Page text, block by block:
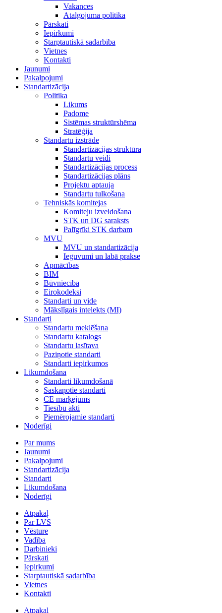
Vakances
Atalgojuma politika
Pārskati
Iepirkumi
Starptautiskā sadarbība
Vietnes
Kontakti
Jaunumi
Pakalpojumi
Standartizācija
Politika
Likums
Padome
Sistēmas struktūrshēma
Stratēģija
Standartu izstrāde
Standartizācijas struktūra
Standartu veidi
Standartizācijas process
Standartizācijas plāns
Projektu aptauja
Standartu tulkošana
Tehniskās komitejas
Komiteju izveidošana
STK un DG saraksts
Palīgrīki STK darbam
MVU
MVU un standartizācija
Ieguvumi un labā prakse
Apmācības
BIM
Būvniecība
Eirokodeksi
Standarti un vide
Mākslīgais intelekts (MI)
Standarti
Standartu meklēšana
Standartu katalogs
Standartu lasītava
Paziņotie standarti
Standarti iepirkumos
Likumdošana
Standarti likumdošanā
Saskaņotie standarti
CE marķējums
Tiesību akti
Piemērojamie standarti
Noderīgi
Par mums
Jaunumi
Pakalpojumi
Standartizācija
Standarti
Likumdošana
Noderīgi
Atpakaļ
Par LVS
Vēsture
Vadība
Darbinieki
Pārskati
Iepirkumi
Starptautiskā sadarbība
Vietnes
Kontakti
Atpakaļ